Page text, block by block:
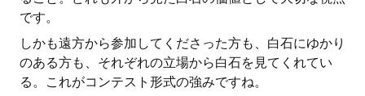
です。
しかも遠方から参加してくださった方も、白石にゆかり
のある方も、それぞれの立場から白石を見てくれてい
る。これがコンテスト形式の強みですね。